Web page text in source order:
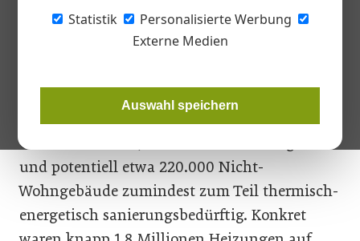
Statistik
Personalisierte Werbung
Externe Medien
Auswahl speichern
aktuellen Studie könnte ein klimaneutraler Gebäudesektor in
Österreich möglicherweise erst 2075 erreicht werden. Den
Österreich rund 1,9 Millionen Wohnungen
und potentiell etwa 220.000 Nicht-
Wohngebäude zumindest zum Teil thermisch-
energetisch sanierungsbedürftig. Konkret